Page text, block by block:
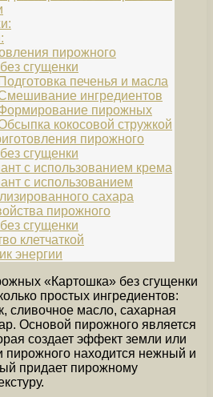
пирожного
сгущенки
печенья и масла
ингредиентов
пирожных
кокосовой стружкой
пирожного
сгущенки
с использованием крема
с использованием
сахара
пирожного
сгущенки
клетчаткой
энергии
«Картошка» без сгущенки
простых ингредиентов:
сливочное масло, сахарная
Основой пирожного является
создает эффект земли или
пирожного находится нежный и
придает пирожному